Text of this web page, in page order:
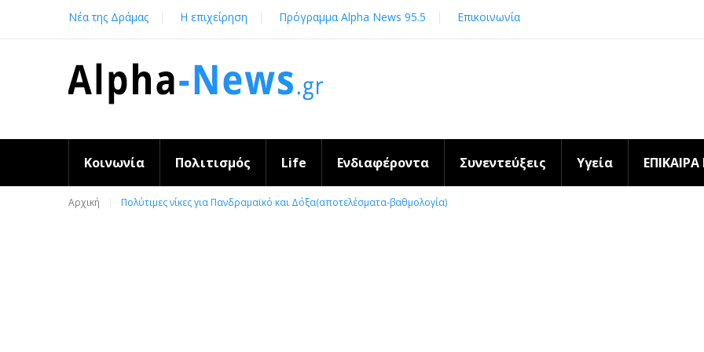
content
Νέα της Δράμας Η επιχείρηση Πρόγραμμα Alpha News 95.5 Επικοινωνία
Κοινωνία Πολιτισμός Life Ενδιαφέροντα Συνεντεύξεις Υγεία
Αρχική Πολύτιμες νίκες για Πανδραμαϊκό και Δόξα(αποτελέσματα-βαθμολογία)